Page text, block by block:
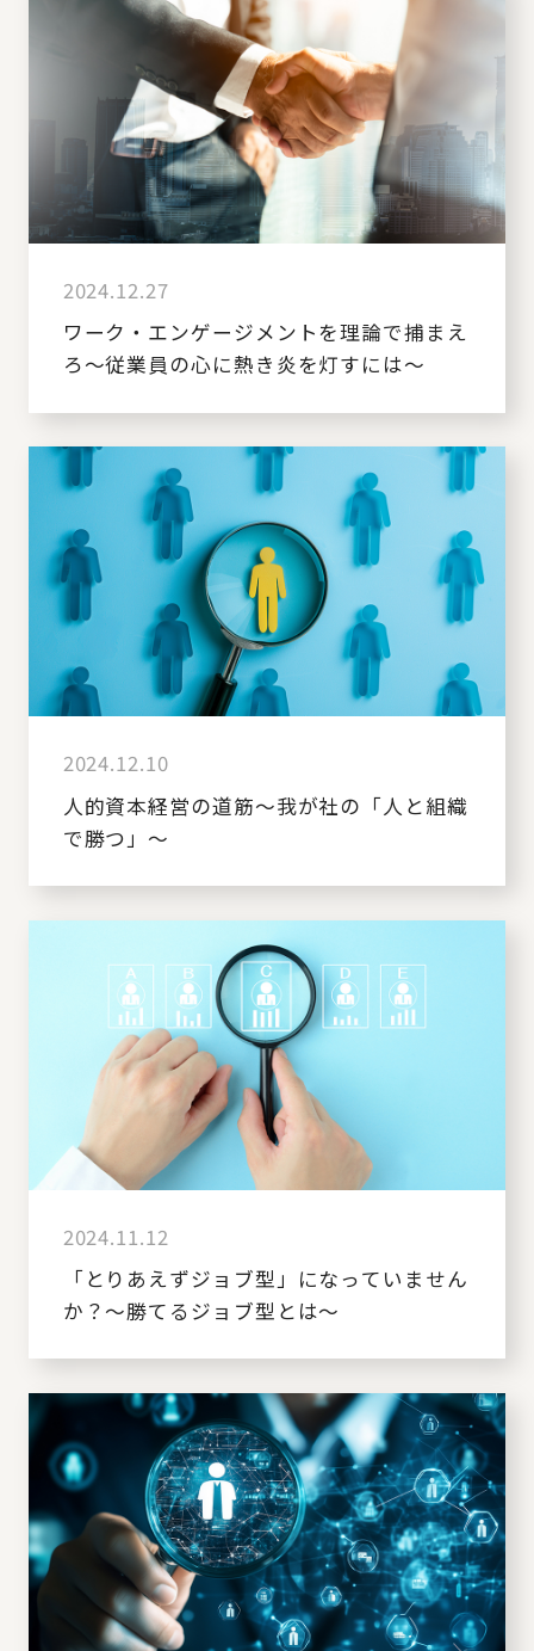
2024.12.27
ワーク・エンゲージメントを理論で捕まえ
ろ～従業員の心に熱き炎を灯すには～
2024.12.10
人的資本経営の道筋～我が社の「人と組織
で勝つ」～
2024.11.12
「とりあえずジョブ型」になっていません
か？～勝てるジョブ型とは～